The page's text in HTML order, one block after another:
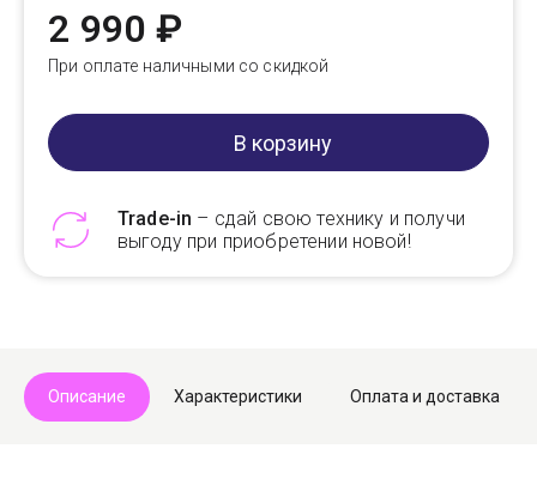
2 990 ₽
При оплате наличными со скидкой
В корзину
Trade-in – сдай свою технику и получи
выгоду при приобретении новой!
Описание Характеристики Оплата и доставка